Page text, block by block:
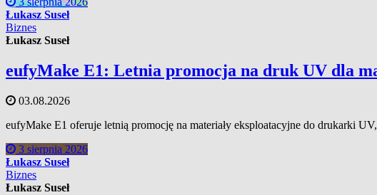
Łukasz Suseł
Biznes
Łukasz Suseł
eufyMake E1: Letnia promocja na druk UV dla
03.08.2026
eufyMake E1 oferuje letnią promocję na materiały eksploatacyjne do drukarki
3 sierpnia 2026
Łukasz Suseł
Biznes
Łukasz Suseł